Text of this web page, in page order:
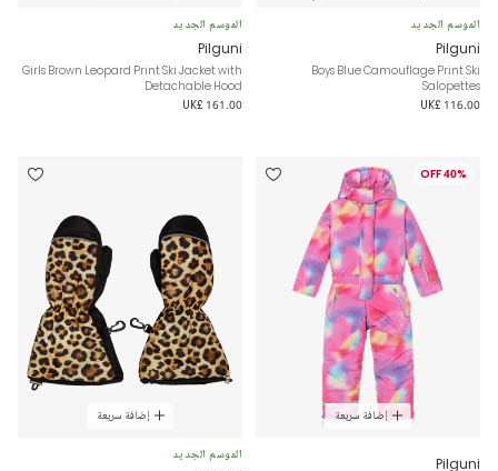
الموسم الجديد
Pilguni
Boys Blue Camouflage Print Ski
Salopettes
UK£ 116.00
الموسم الجديد
Pilguni
Girls Brown Leopard Print Ski Jacket with
Detachable Hood
UK£ 161.00
40% OFF
إضافة سريعة
Pilguni
إضافة سريعة
الموسم الجديد